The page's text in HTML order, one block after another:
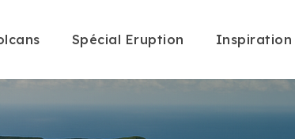
Spécial Eruption Inspiration